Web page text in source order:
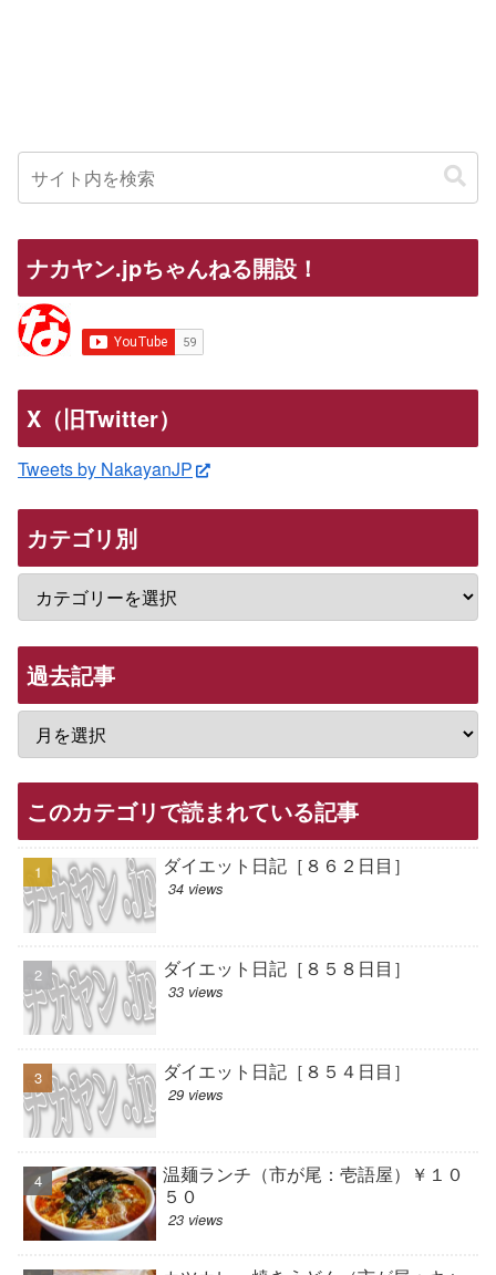
ナカヤン.jpちゃんねる開設！
X（旧Twitter）
Tweets by NakayanJP
カテゴリ別
過去記事
このカテゴリで読まれている記事
ダイエット日記［８６２日目］
34 views
ダイエット日記［８５８日目］
33 views
ダイエット日記［８５４日目］
29 views
温麺ランチ（市が尾：壱語屋）￥１０
５０
23 views